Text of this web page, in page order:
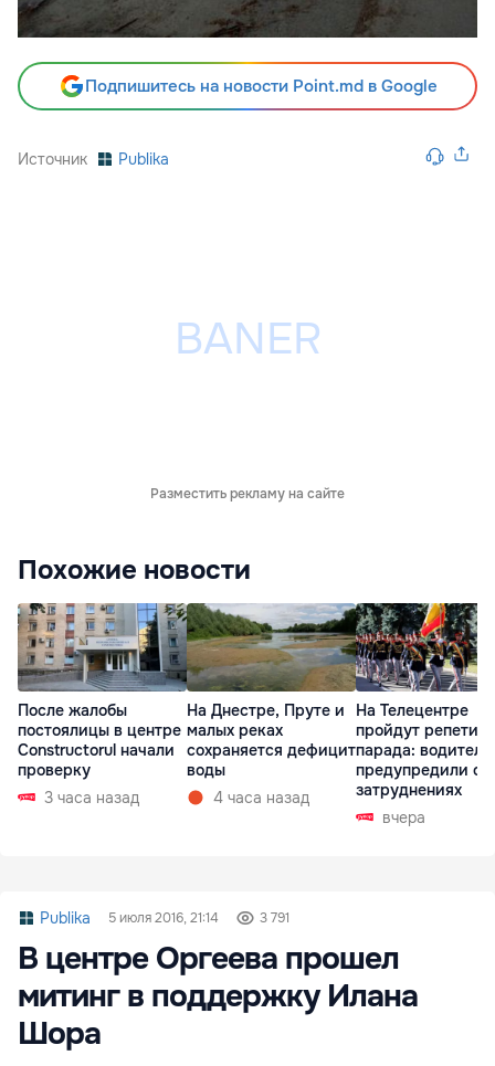
Подпишитесь на новости Point.md в Google
Источник Publika
Разместить рекламу на сайте
Похожие новости
После жалобы
постоялицы в центре
Constructorul начали
проверку
3 часа назад
На Днестре, Пруте и
малых реках
сохраняется дефицит
воды
4 часа назад
На Телецентре
пройдут
парада:
предупредили о
затруднениях
вчера
Publika 5 июля 2016, 21:14 3 791
В центре Оргеева прошел
митинг в поддержку Илана
Шора